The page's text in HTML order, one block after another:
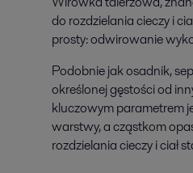
do rozdzielania cieczy i
prosty: odwirowanie
Podobnie jak osadnik,
określonej gęstości od
kluczowym parametrem
warstwy, a cząstkom
rozdzielania cieczy i ciał